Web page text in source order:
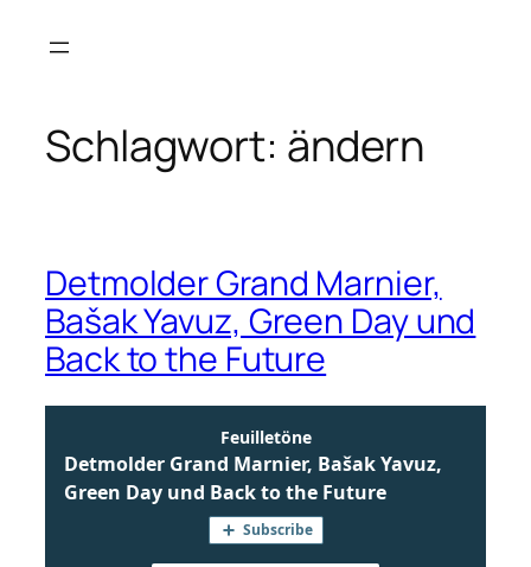
Inhalt
Schlagwort: ändern
Detmolder Grand Marnier,
Bašak Yavuz, Green Day und
Back to the Future